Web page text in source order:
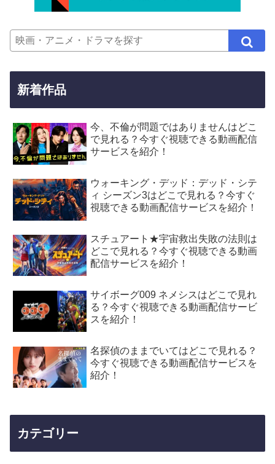
新着作品
今、不倫が問題ではありませんはどこ
で見れる？今すぐ視聴できる動画配信
サービスを紹介！
ウォーキング・デッド：デッド・シテ
ィ シーズン3はどこで見れる？今すぐ
視聴できる動画配信サービスを紹介！
スチュアート★宇宙救出失敗の法則は
どこで見れる？今すぐ視聴できる動画
配信サービスを紹介！
サイボーグ009 ネメシスはどこで見れ
る？今すぐ視聴できる動画配信サービ
スを紹介！
名探偵のままでいてはどこで見れる？
今すぐ視聴できる動画配信サービスを
紹介！
カテゴリー